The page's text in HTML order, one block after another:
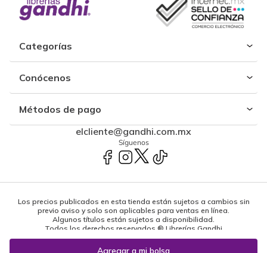
Categorías
Conócenos
Métodos de pago
elcliente@gandhi.com.mx
Síguenos
Los precios publicados en esta tienda están sujetos a cambios sin
previo aviso y solo son aplicables para ventas en línea.
Algunos títulos están sujetos a disponibilidad.
Todos los derechos reservados ® Librerías Gandhi